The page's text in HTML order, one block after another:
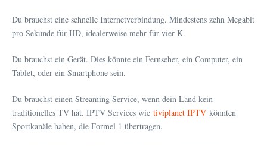
Du brauchst eine schnelle Internetverbindung. Mindestens zehn Megabit
pro Sekunde für HD, idealerweise mehr für vier K.
Du brauchst ein Gerät. Dies könnte ein Fernseher, ein Computer, ein
Tablet, oder ein Smartphone sein.
Du brauchst einen Streaming Service, wenn dein Land kein
traditionelles TV hat. IPTV Services wie tiviplanet IPTV könnten
Sportkanäle haben, die Formel 1 übertragen.